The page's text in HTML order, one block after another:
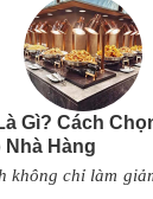
Gì? Cách
Hàng
không chỉ làm